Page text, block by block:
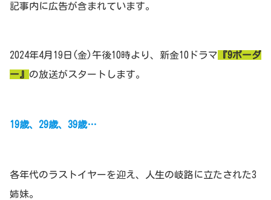
記事内に広告が含まれています。
2024年4月19日(金)午後10時より、新金10ドラマ 『9ボーダ
ー』 の放送がスタートします。
19歳、29歳、39歳…
各年代のラストイヤーを迎え、人生の岐路に立たされた3
姉妹。